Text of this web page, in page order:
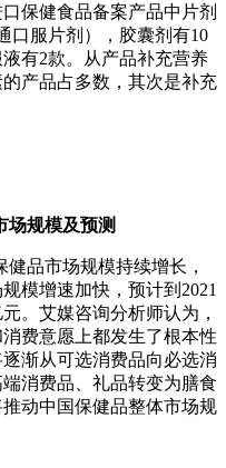
保健食品备案产品中片剂
口服片剂），胶囊剂有10
有2款。从产品补充营养
产品占多数，其次是补充
场规模及预测
品市场规模持续增长，
模增速加快，预计到2021
。艾媒咨询分析师认为，
费意愿上都发生了根本性
渐从可选消费品向必选消
消费品、礼品转变为膳食
动中国保健品整体市场规